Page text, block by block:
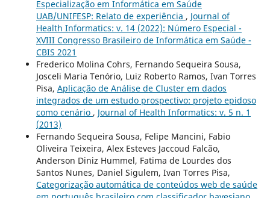
Especialização em Informática em Saúde
UAB/UNIFESP: Relato de experiência , Journal of
Health Informatics: v. 14 (2022): Número Especial -
XVIII Congresso Brasileiro de Informática em Saúde -
CBIS 2021
Frederico Molina Cohrs, Fernando Sequeira Sousa,
Josceli Maria Tenório, Luiz Roberto Ramos, Ivan Torres
Pisa, Aplicação de Análise de Cluster em dados
integrados de um estudo prospectivo: projeto epidoso
como cenário , Journal of Health Informatics: v. 5 n. 1
(2013)
Fernando Sequeira Sousa, Felipe Mancini, Fabio
Oliveira Teixeira, Alex Esteves Jaccoud Falcão,
Anderson Diniz Hummel, Fatima de Lourdes dos
Santos Nunes, Daniel Sigulem, Ivan Torres Pisa,
Categorização automática de conteúdos web de saúde